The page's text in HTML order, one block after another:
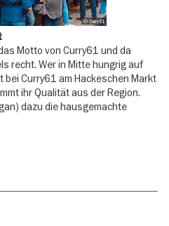
© Curry61
Motto von Curry61 und da
recht. Wer in Mitte hungrig auf
Curry61 am Hackeschen Markt
ihr Qualität aus der Region.
dazu die hausgemachte